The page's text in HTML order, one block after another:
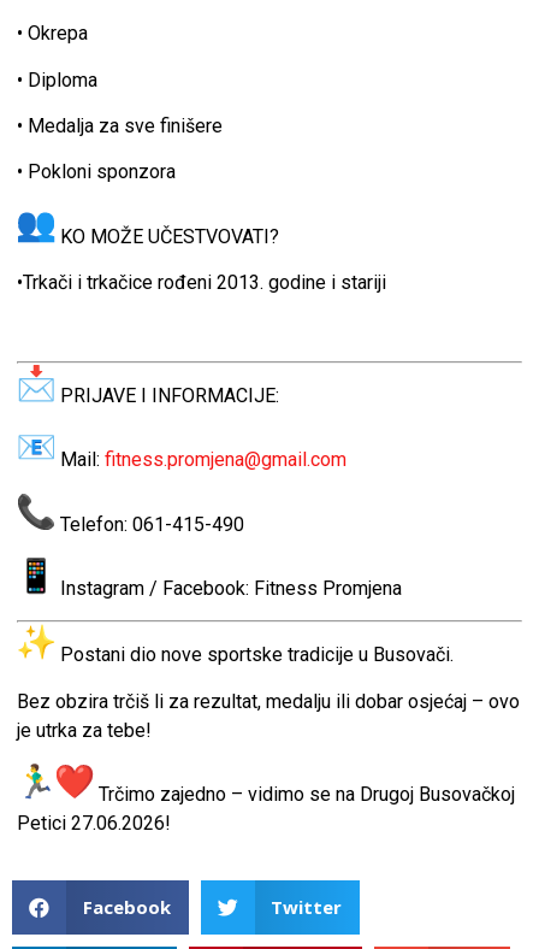
• Okrepa
• Diploma
• Medalja za sve finišere
• Pokloni sponzora
KO MOŽE UČESTVOVATI?
•Trkači i trkačice rođeni 2013. godine i stariji
PRIJAVE I INFORMACIJE:
Mail:fitness.promjena@gmail.com
Telefon: 061-415-490
Instagram / Facebook: Fitness Promjena
Postani dio nove sportske tradicije u Busovači.
Bez obzira trčiš li za rezultat, medalju ili dobar osjećaj – ovo
je utrka za tebe!
Trčimo zajedno – vidimo se na Drugoj Busovačkoj
Petici 27.06.2026!
Facebook Twitter